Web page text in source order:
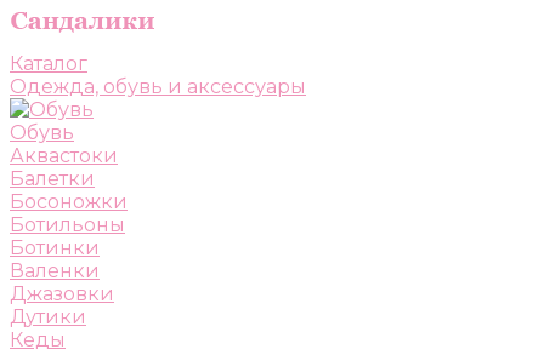
Каталог
Одежда, обувь и аксессуары
Обувь
Аквастоки
Балетки
Босоножки
Ботильоны
Ботинки
Валенки
Джазовки
Дутики
Кеды